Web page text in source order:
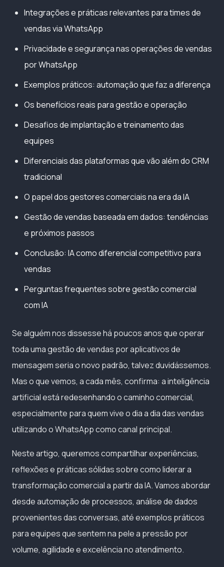
Integrações e práticas relevantes para times de
vendas via WhatsApp
Privacidade e segurança nas operações de vendas
por WhatsApp
Exemplos práticos: automação que faz a diferença
Os benefícios reais para gestão e operação
Desafios de implantação e treinamento das
equipes
Diferenciais das plataformas que vão além do CRM
tradicional
O papel dos gestores comerciais na era da IA
Gestão de vendas baseada em dados: tendências
e próximos passos
Conclusão: IA como diferencial competitivo para
vendas
Perguntas frequentes sobre gestão comercial
com IA
Se alguém nos dissesse há poucos anos que operar
toda uma gestão de vendas por aplicativos de
mensagem seria o novo padrão, talvez duvidássemos.
Mas o que vemos, a cada mês, confirma: a inteligência
artificial está redesenhando o caminho comercial,
especialmente para quem vive o dia a dia das vendas
utilizando o WhatsApp como canal principal.
Neste artigo, queremos compartilhar experiências,
reflexões e práticas sólidas sobre como liderar a
transformação comercial a partir da IA. Vamos abordar
desde automação de processos, análise de dados
provenientes das conversas, até exemplos práticos
para equipes que sentem na pele a pressão por
volume, agilidade e excelência no atendimento.